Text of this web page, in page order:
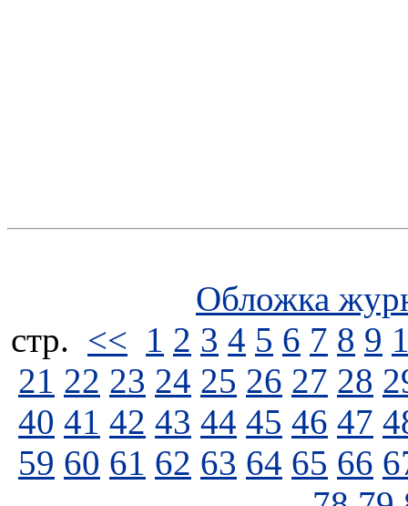
Обложка
стp. << 1 2 3 4 5 6 7 8 9
21 22 23 24 25 26 27 28
40 41 42 43 44 45 46 47
59 60 61 62 63 64 65 66